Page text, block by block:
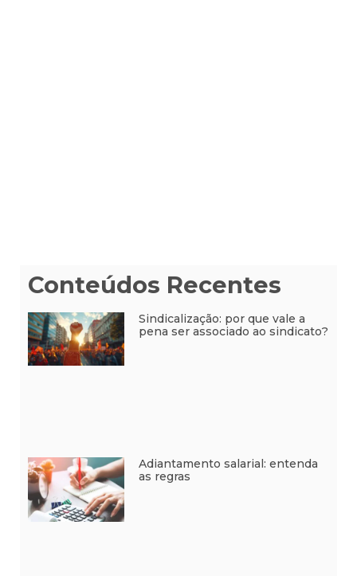
Conteúdos Recentes
Sindicalização: por que vale a
pena ser associado ao sindicato?
Adiantamento salarial: entenda
as regras